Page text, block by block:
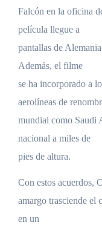
Falcón en la oficina
película llegue a
pantallas de
Además, el filme
se ha incorporado a
aerolíneas de
mundial como Saudi
nacional a miles de
pies de altura.
Con estos acuerdos,
amargo trasciende el
en un